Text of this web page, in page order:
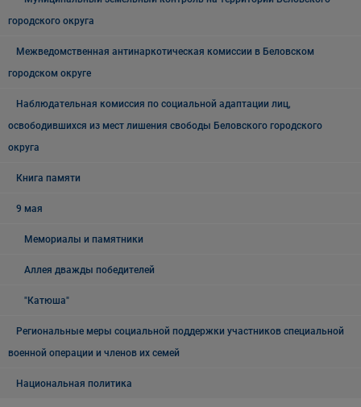
городского округа
Межведомственная антинаркотическая комиссии в Беловском
городском округе
Наблюдательная комиссия по социальной адаптации лиц,
освободившихся из мест лишения свободы Беловского городского
округа
Книга памяти
9 мая
Мемориалы и памятники
Аллея дважды победителей
"Катюша"
Региональные меры социальной поддержки участников специальной
военной операции и членов их семей
Национальная политика